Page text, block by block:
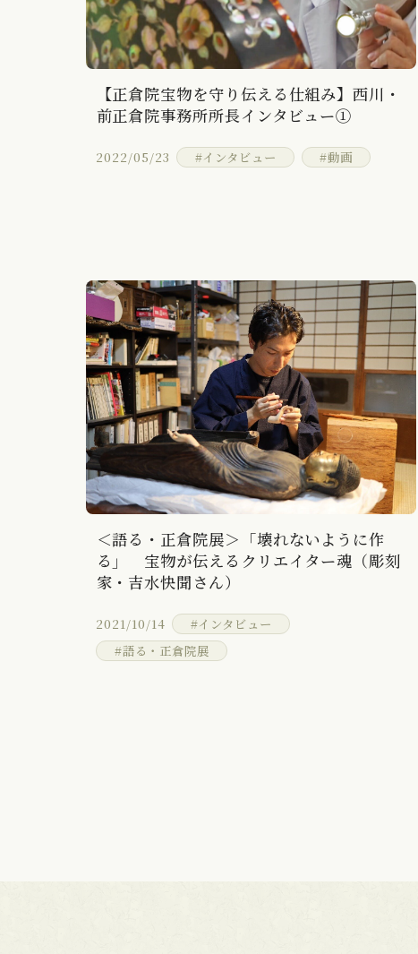
【正倉院宝物を守り伝える仕組み】西川・
前正倉院事務所所長インタビュー①
2022/05/23 #インタビュー #動画
＜語る・正倉院展＞「壊れないように作
る」 宝物が伝えるクリエイター魂（彫刻
家・吉水快聞さん）
2021/10/14
#インタビュー
#語る・正倉院展